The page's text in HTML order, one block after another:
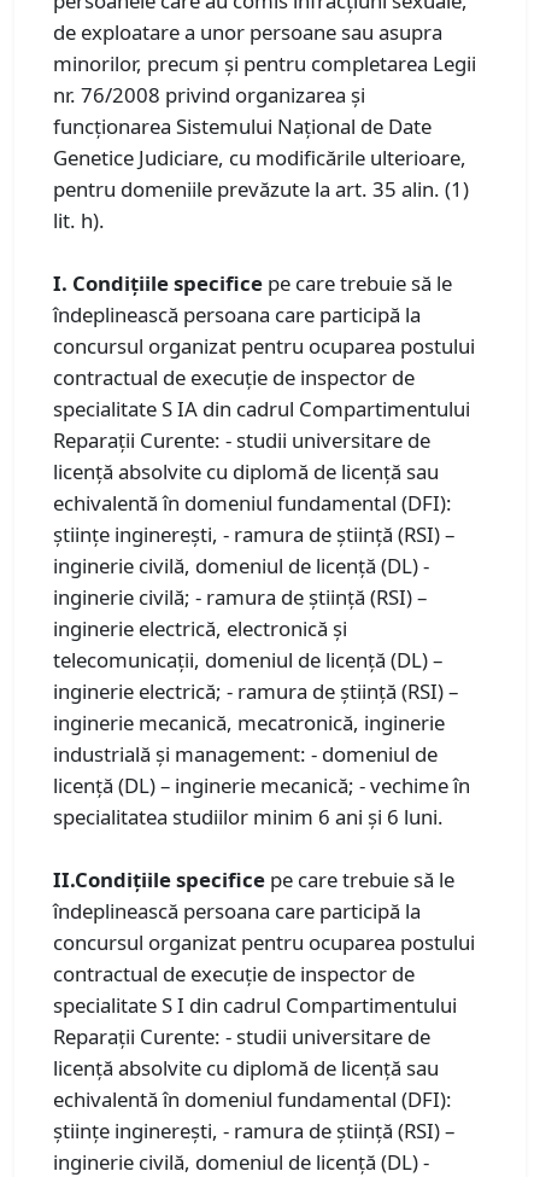
de exploatare a unor persoane sau asupra
minorilor, precum și pentru completarea Legii
nr. 76/2008 privind organizarea și
funcționarea Sistemului Național de Date
Genetice Judiciare, cu modificările ulterioare,
pentru domeniile prevăzute la art. 35 alin. (1)
lit. h).
I. Condiţiile specifice pe care trebuie să le
îndeplinească persoana care participă la
concursul organizat pentru ocuparea postului
contractual de execuţie de inspector de
specialitate S IA din cadrul Compartimentului
Reparații Curente: - studii universitare de
licenţă absolvite cu diplomă de licenţă sau
echivalentă în domeniul fundamental (DFI):
ştiinţe inginereşti, - ramura de știință (RSI) –
inginerie civilă, domeniul de licenţă (DL) -
inginerie civilă; - ramura de știință (RSI) –
inginerie electrică, electronică și
telecomunicații, domeniul de licenţă (DL) –
inginerie electrică; - ramura de știință (RSI) –
inginerie mecanică, mecatronică, inginerie
industrială și management: - domeniul de
licenţă (DL) – inginerie mecanică; - vechime în
specialitatea studiilor minim 6 ani și 6 luni.
II.Condiţiile specifice pe care trebuie să le
îndeplinească persoana care participă la
concursul organizat pentru ocuparea postului
contractual de execuţie de inspector de
specialitate S I din cadrul Compartimentului
Reparații Curente: - studii universitare de
licenţă absolvite cu diplomă de licenţă sau
echivalentă în domeniul fundamental (DFI):
ştiinţe inginereşti, - ramura de știință (RSI) –
inginerie civilă, domeniul de licenţă (DL) -